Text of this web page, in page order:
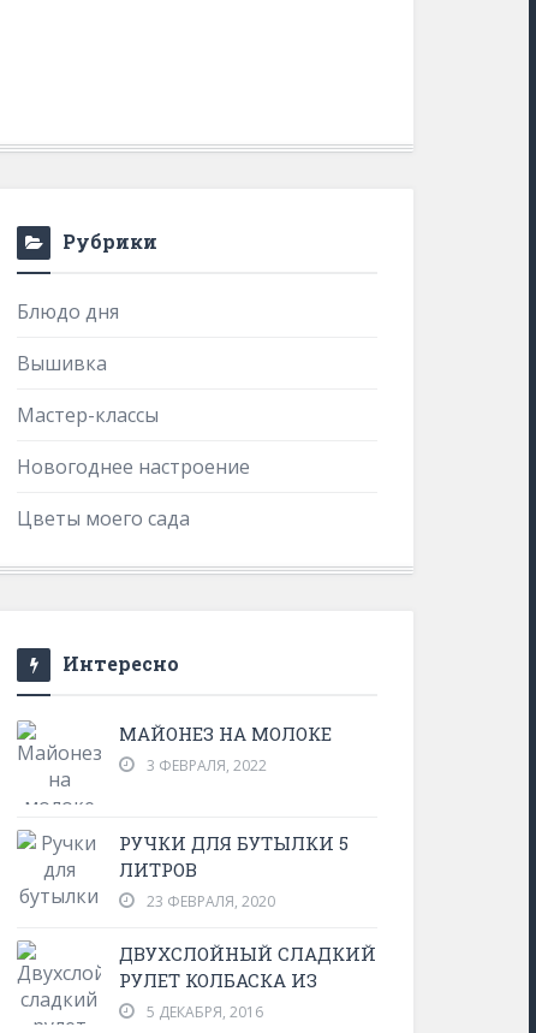
Рубрики
Блюдо дня
Вышивка
Мастер-классы
Новогоднее настроение
Цветы моего сада
Интересно
МАЙОНЕЗ НА МОЛОКЕ
3 ФЕВРАЛЯ, 2022
РУЧКИ ДЛЯ БУТЫЛКИ 5
ЛИТРОВ
23 ФЕВРАЛЯ, 2020
ДВУХСЛОЙНЫЙ СЛАДКИЙ
РУЛЕТ КОЛБАСКА ИЗ
5 ДЕКАБРЯ, 2016